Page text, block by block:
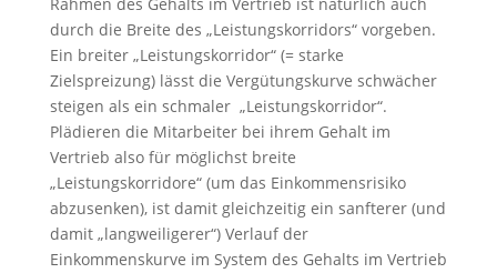
Rahmen des Gehalts im Vertrieb ist natürlich auch
durch die Breite des „Leistungskorridors“ vorgeben.
Ein breiter „Leistungskorridor“ (= starke
Zielspreizung) lässt die Vergütungskurve schwächer
steigen als ein schmaler „Leistungskorridor“.
Plädieren die Mitarbeiter bei ihrem Gehalt im
Vertrieb also für möglichst breite
„Leistungskorridore“ (um das Einkommensrisiko
abzusenken), ist damit gleichzeitig ein sanfterer (und
damit „langweiligerer“) Verlauf der
Einkommenskurve im System des Gehalts im Vertrieb